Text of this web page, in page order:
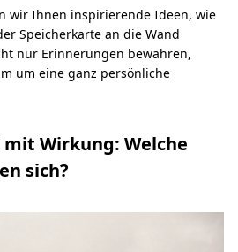
wir Ihnen inspirierende Ideen, wie
Speicherkarte an die Wand
nur Erinnerungen bewahren,
um eine ganz persönliche
Wirkung: Welche
sich?